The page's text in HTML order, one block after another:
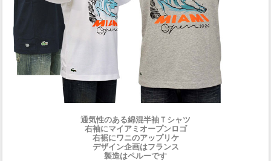
通気性のある綿混半袖Ｔシャツ
右袖にマイアミオープンロゴ
右裾にワニのアップリケ
デザイン企画はフランス
製造はペルーです